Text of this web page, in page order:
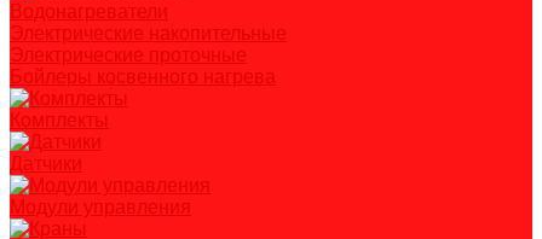
Водонагреватели
Электрические накопительные
Электрические проточные
Бойлеры косвенного нагрева
Комплекты
Датчики
Модули управления